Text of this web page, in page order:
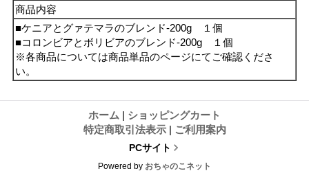
商品内容
■ケニアとグァテマラのブレンド-200g １個
■コロンビアとボリビアのブレンド-200g １個
※各商品については商品単品のページにてご確認くださ
い。
ホーム | ショッピングカート
特定商取引法表示 | ご利用案内
PCサイト
Powered by おちゃのこネット